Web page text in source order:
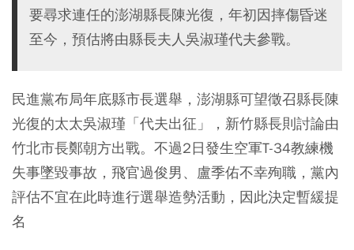
要尋求連任的澎湖縣長陳光復，年初因摔傷昏迷
至今，預估將由縣長夫人吳淑瑾代夫參戰。
民進黨布局年底縣市長選舉，澎湖縣可望徵召縣長陳
光復的太太吳淑瑾「代夫出征」，新竹縣長則討論由
竹北市長鄭朝方出戰。不過2日發生空軍T-34教練機
失事墜毀事故，飛官過俊男、盧季佑不幸殉職，黨內
評估不宜在此時進行選舉造勢活動，因此決定暫緩提
名